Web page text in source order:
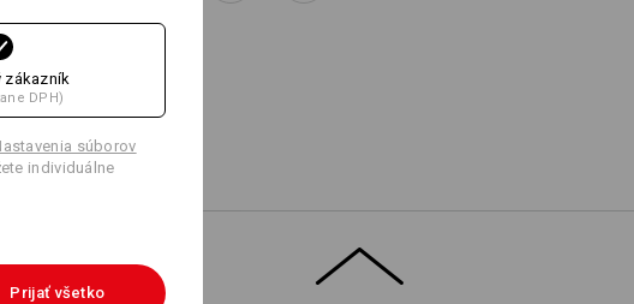
zákazník
DPH)
súborov
individuálne
Prijať všetko